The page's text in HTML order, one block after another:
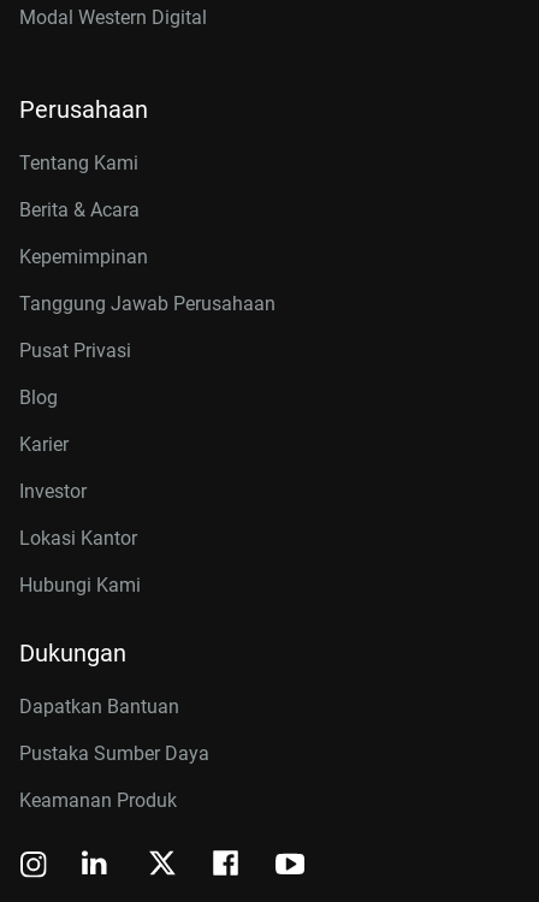
Modal Western Digital
Perusahaan
Tentang Kami
Berita & Acara
Kepemimpinan
Tanggung Jawab Perusahaan
Pusat Privasi
Blog
Karier
Investor
Lokasi Kantor
Hubungi Kami
Dukungan
Dapatkan Bantuan
Pustaka Sumber Daya
Keamanan Produk